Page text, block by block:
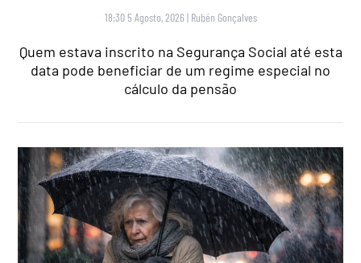
18:30 5 Agosto, 2026 | Rubén Gonçalves
Quem estava inscrito na Segurança Social até esta
data pode beneficiar de um regime especial no
cálculo da pensão